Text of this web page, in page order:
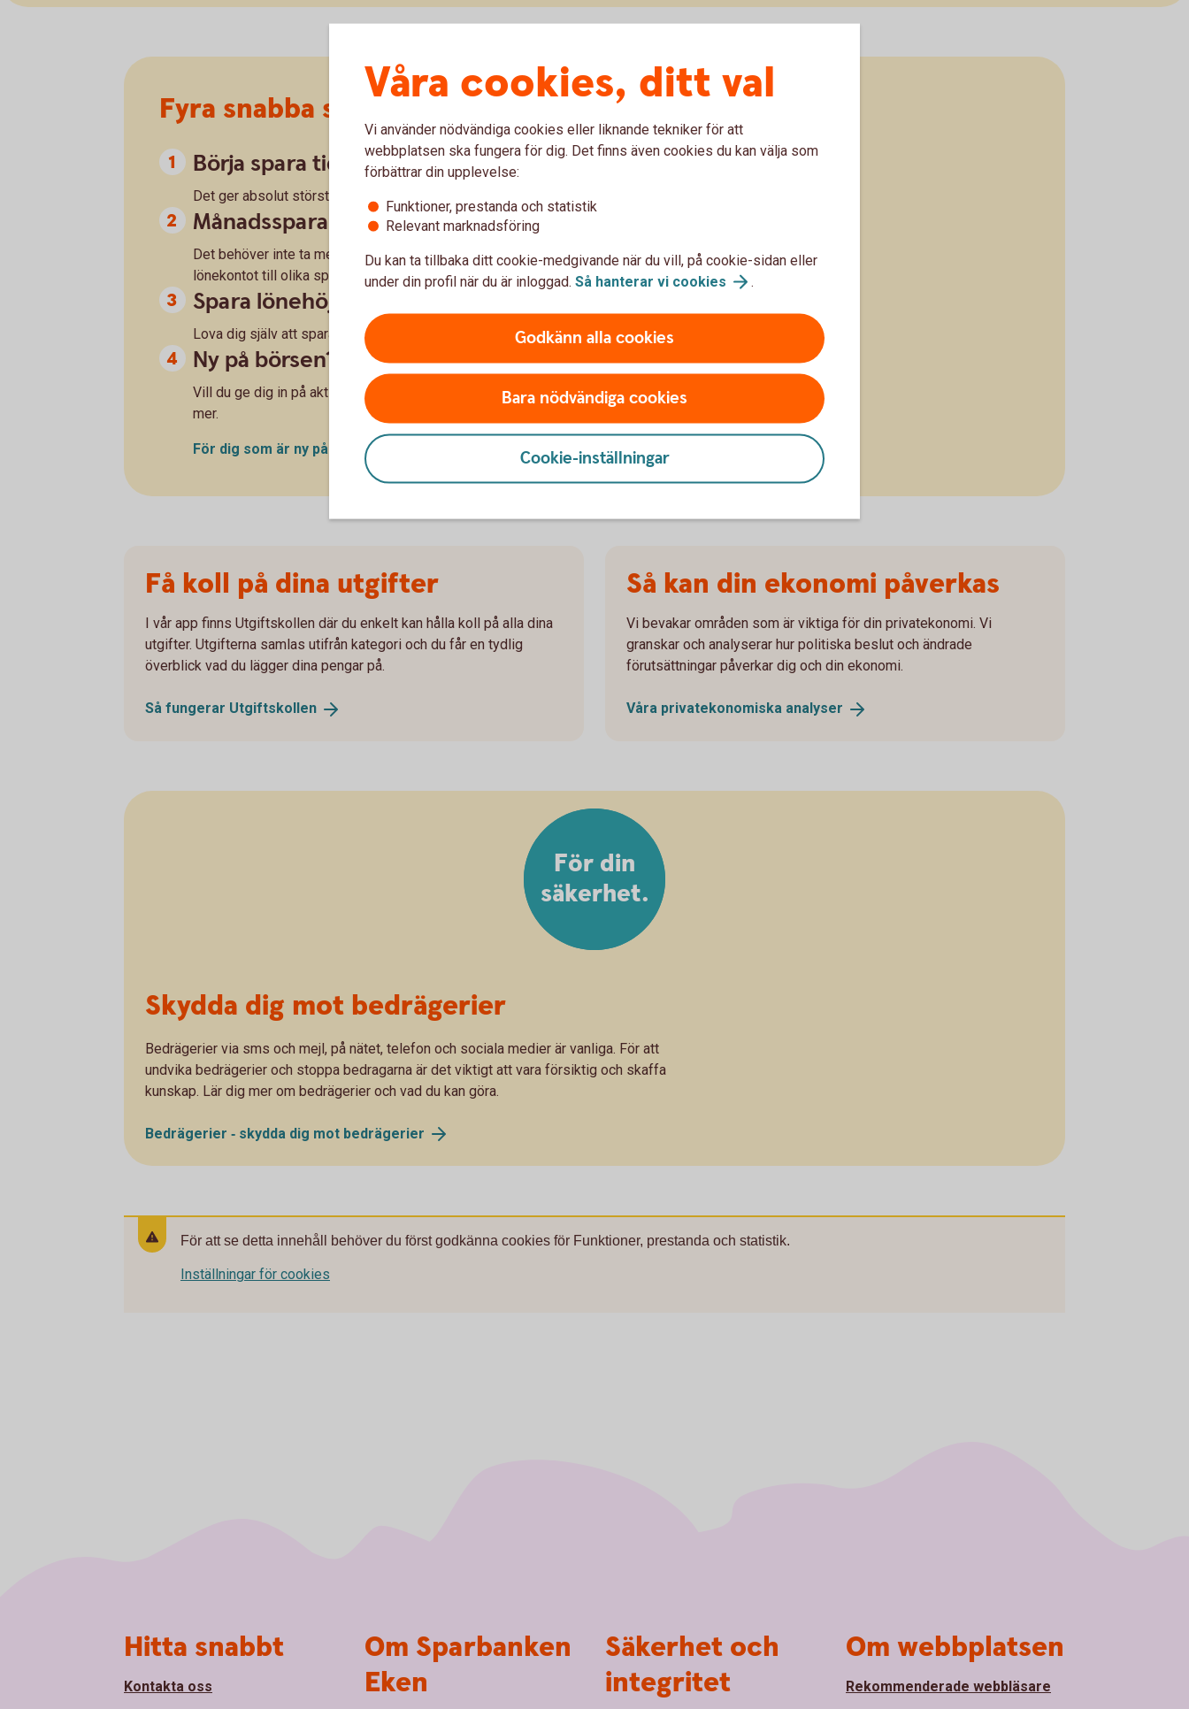
Fyra snabba spartips
Börja spara tidigt
Det ger absolut störst effekt på ditt sparande i ett långsiktigt perspektiv.
Månadsspara
Det behöver inte ta mer än ett par minuter för att ställa in en automatisk överföring från
lönekontot till olika sparformer.
Spara lönehöjningen
Lova dig själv att spara en del av varje löneförhöjning du får i framtiden.
Ny på börsen?
Vill du ge dig in på aktiemarknaden finns det en del saker att tänka på. Här kan du lära dig
mer.
För dig som är ny på börsen
Få koll på dina utgifter
I vår app finns Utgiftskollen där du enkelt kan hålla koll på alla dina
utgifter. Utgifterna samlas utifrån kategori och du får en tydlig
överblick vad du lägger dina pengar på.
Så fungerar Utgiftskollen
Så kan din ekonomi påverkas
Vi bevakar områden som är viktiga för din privatekonomi. Vi
granskar och analyserar hur politiska beslut och ändrade
förutsättningar påverkar dig och din ekonomi.
Våra privatekonomiska analyser
För din
säkerhet.
Skydda dig mot bedrägerier
Bedrägerier via sms och mejl, på nätet, telefon och sociala medier är vanliga. För att
undvika bedrägerier och stoppa bedragarna är det viktigt att vara försiktig och skaffa
kunskap. Lär dig mer om bedrägerier och vad du kan göra.
Bedrägerier ‐ skydda dig mot bedrägerier
För att se detta innehåll behöver du först godkänna cookies för Funktioner, prestanda och statistik.
Inställningar för cookies
Våra cookies, ditt val
Vi använder nödvändiga cookies eller liknande tekniker för att
webbplatsen ska fungera för dig. Det finns även cookies du kan välja som
förbättrar din upplevelse:
Funktioner, prestanda och statistik
Relevant marknadsföring
Du kan ta tillbaka ditt cookie-medgivande när du vill, på cookie-sidan eller
under din profil när du är inloggad. Så hanterar vi cookies .
Godkänn alla cookies
Bara nödvändiga cookies
Cookie-inställningar
Hitta snabbt
Kontakta oss
Om Sparbanken
Eken
Säkerhet och
integritet
Om webbplatsen
Rekommenderade webbläsare